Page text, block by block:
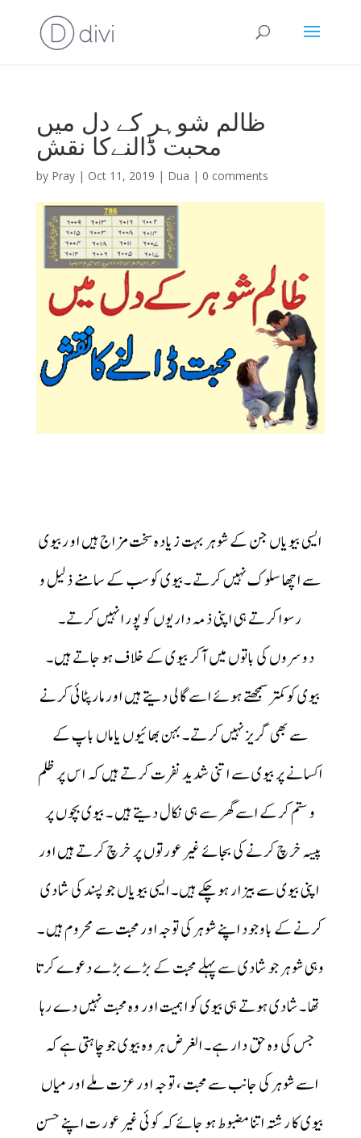
ظالم شوہر کے دل میں
محبت ڈالنےکا نقش
by Pray| Oct 11, 2019 | Dua | 0 comments
ایسی بیویاں جن کے شوہر بہت زیادہ سخت مزاج ہیں او ربیوی
سے اچھا سلوک نہیں کرتے ۔بیوی کو سب کے سامنے ذلیل و
رسوا کرتے ہی اپنی ذمہ داریوں کو پورا نہیں کرتے۔
دوسروں کی باتوں میں آکر بیوی کے خلاف ہو جاتے ہیں۔
بیوی کو کمتر سمجھتے ہوئے اسے گالی دیتے ہیں اور مارپٹائی کرنے
سے بھی گریز نہیں کرتے۔ بہن بھائیوں یا ماں باپ کے
اکسانے پر بیوی سے اتنی شدید نفرت کرتے ہیں کہ اس پر ظلم
و ستم کرکے اسے گھر سے ہی نکال دیتے ہیں ۔ بیوی بچوں پر
پیسہ خرچ کرنے کی بجائے غیر عورتوں پر خرچ کرتے ہیں اور
اپنی بیوی سے بیزار ہوچکے ہیں۔ ایسی بیویاں جو پسند کی شادی
کرنے کے باوجود اپنے شوہر کی توجہ اور محبت سے محروم ہیں ۔
وہی شوہر جو شادی سے پہلے محبت کے بڑے بڑے دعوے کرتا
تھا ۔شادی ہوتے ہی بیوی کو اہمیت اور وہ محبت نہیں دے رہا
جس کی وہ حق دار ہے۔ الغرض ہر وہ بیوی جو چاہتی ہے کہ
اسے شوہر کی جانب سے محبت ، توجہ اور عزت ملے اور میاں
بیوی کا رشتہ اتنا مضبوط ہو جائے کہ کوئی غیر عورت اپنے حسن